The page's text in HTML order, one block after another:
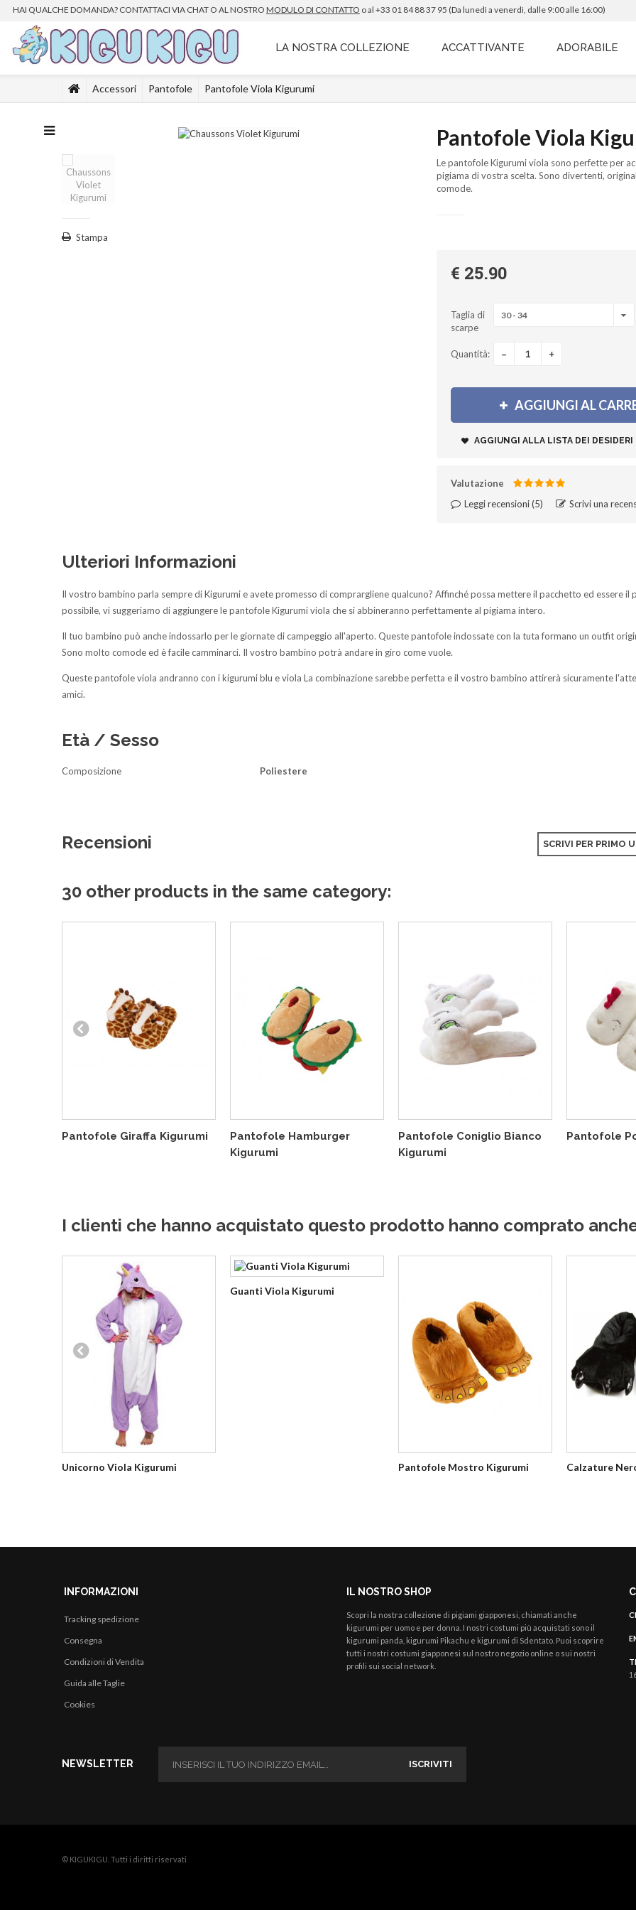
HAI QUALCHE DOMANDA? CONTATTACI VIA CHAT O ALNOSTRO MODULO DI CONTATTO o al +33 01 84 88 37 95 (Da lunedì a venerdì, dalle 9:00 alle 16:00)
LA NOSTRA COLLEZIONE ACCATTIVANTE ADORABILE
Accessori Pantofole Pantofole Viola Kigurumi
Stampa
Pantofole Viola
Le pantofole Kigurumi viola sono perfette per
pigiama di vostra scelta. Sono divertenti,
comode.
€ 25.90
Taglia di
scarpe
30 - 34
Quantità: - +
AGGIUNGI AL
AGGIUNGI ALLA LISTA DEI DESIDERI
Valutazione
Leggi recensioni (5)‎ Scrivi una
Ulteriori Informazioni
Il vostro bambino parla sempre di Kigurumi e avete promesso di comprargliene qualcuno? Affinché possa mettere il pacchetto ed essere il
possibile, vi suggeriamo di aggiungere le pantofole Kigurumi viola che si abbineranno perfettamente al pigiama intero.
Il tuo bambino può anche indossarlo per le giornate di campeggio all'aperto. Queste pantofole indossate con la tuta formano un outfit
Sono molto comode ed è facile camminarci. Il vostro bambino potrà andare in giro come vuole.
Queste pantofole viola andranno con i kigurumi blu e viola La combinazione sarebbe perfetta e il vostro bambino attirerà sicuramente
amici.
Età / Sesso
Composizione Poliestere
Recensioni SCRIVI PER PRIMO
30 other products in the same category:
Pantofole Giraffa Kigurumi
Pantofole Hamburger
Kigurumi
Pantofole Coniglio Bianco
Kigurumi
Pantofole
I clienti che hanno acquistato questo prodotto hanno comprato
Unicorno Viola Kigurumi
Guanti Viola Kigurumi
Pantofole Mostro Kigurumi Calzature
INFORMAZIONI
Tracking spedizione
Consegna
Condizioni di Vendita
Guida alle Taglie
Cookies
IL NOSTRO SHOP
Scopri la nostra collezione di pigiami giapponesi, chiamati anche
kigurumi per uomo e per donna. I nostri costumi più acquistati sono il
kigurumi panda, kigurumi Pikachu e kigurumi di Sdentato. Puoi scoprire
tutti i nostri costumi giapponesi sul nostro negozio online o sui nostri
profili sui social network.
NEWSLETTER ISCRIVITI
© KIGUKIGU. Tutti i diritti riservati